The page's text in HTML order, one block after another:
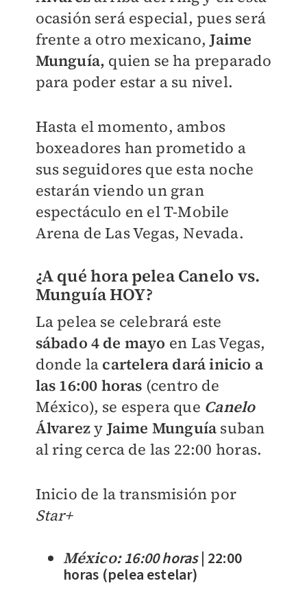
ocasión será especial, pues será
frente a otro mexicano,Jaime
Munguía, quien se ha preparado
para poder estar a su nivel.
Hasta el momento, ambos
boxeadores han prometido a
sus seguidores que esta noche
estarán viendo un gran
espectáculo en el T-Mobile
Arena de Las Vegas, Nevada.
¿A qué hora pelea Canelo vs.
Munguía HOY?
La pelea se celebrará este
sábado 4 de mayo en Las Vegas,
donde la cartelera dará inicio a
las 16:00 horas (centro de
México), se espera que Canelo
Álvarezy Jaime Munguía suban
al ring cerca de las 22:00 horas.
Inicio de la transmisión por
Star+
México:16:00 horas| 22:00
horas (pelea estelar)